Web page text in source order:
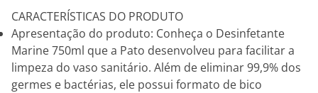
CARACTERÍSTICAS DO PRODUTO
Apresentação do produto: Conheça o Desinfetante
Marine 750ml que a Pato desenvolveu para facilitar a
limpeza do vaso sanitário. Além de eliminar 99,9% dos
germes e bactérias, ele possui formato de bico